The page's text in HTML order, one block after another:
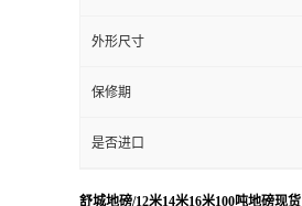
外形尺寸
保修期
是否进口
舒城地磅/12米14米16米100吨地磅现货